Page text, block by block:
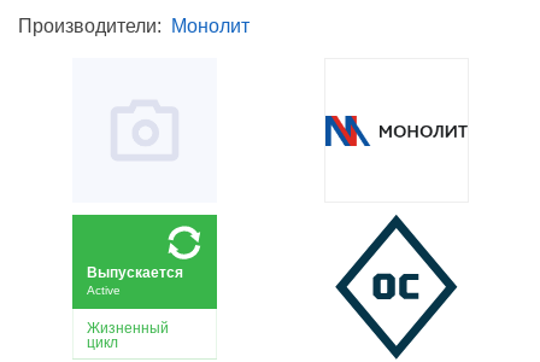
Производители: Монолит